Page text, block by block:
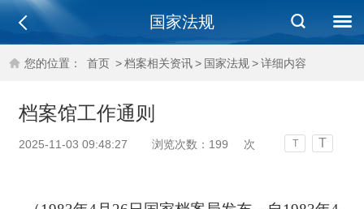
国家法规
您的位置： 首页 >档案相关资讯> 国家法规>详细内容
档案馆工作通则
2025-11-03 09:48:27 浏览次数： 199 次 T T